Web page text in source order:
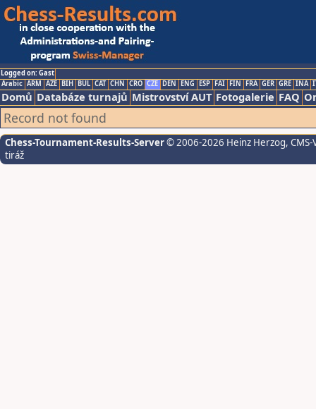
Logged on: Gast
Arabic ARM AZE BIH BUL CAT CHN CRO CZE DEN ENG ESP FAI FIN FRA GER GRE INA
Domů Databáze turnajů Mistrovství AUT Fotogalerie FAQ
Record not found
Chess-Tournament-Results-Server© 2006-2026 Heinz Herzog,
tiráž